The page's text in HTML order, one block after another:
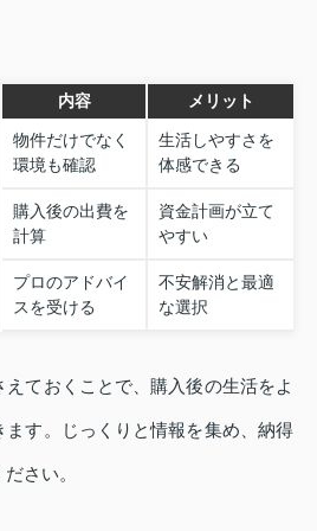
内容 メリット
物件だけでなく
環境も確認
生活しやすさを
体感できる
購入後の出費を
計算
資金計画が立て
やすい
プロのアドバイ
スを受ける
不安解消と最適
な選択
ておくことで、購入後の生活をよ
ます。じっくりと情報を集め、納得
さい。